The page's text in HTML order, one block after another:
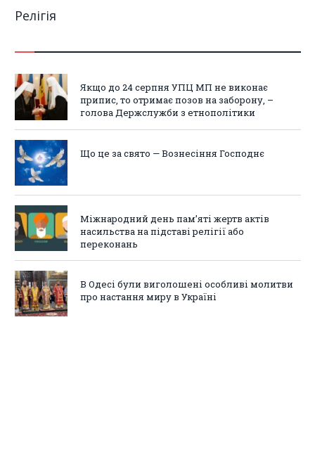
Релігія
Якщо до 24 серпня УПЦ МП не виконає
припис, то отримає позов на заборону, –
голова Держслужби з етнополітики
Що це за свято — Вознесіння Господнє
Міжнародний день пам’яті жертв актів
насильства на підставі релігії або
переконань
В Одесі були виголошені особливі молитви
про настання миру в Україні